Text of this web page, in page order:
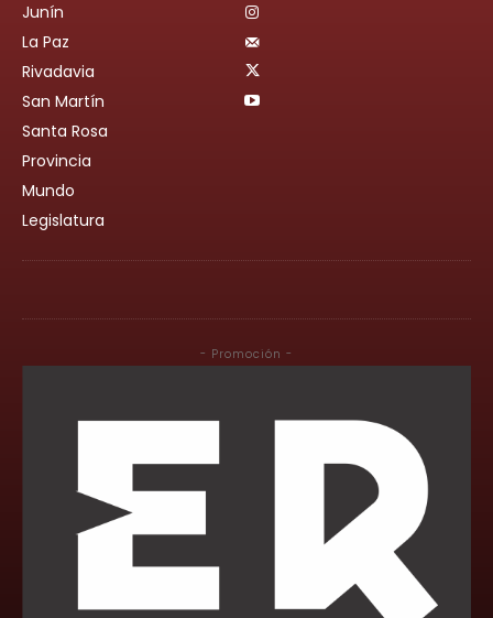
Junín
La Paz
Rivadavia
San Martín
Santa Rosa
Provincia
Mundo
Legislatura
- Promoción -